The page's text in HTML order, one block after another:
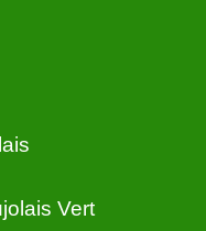
Vert